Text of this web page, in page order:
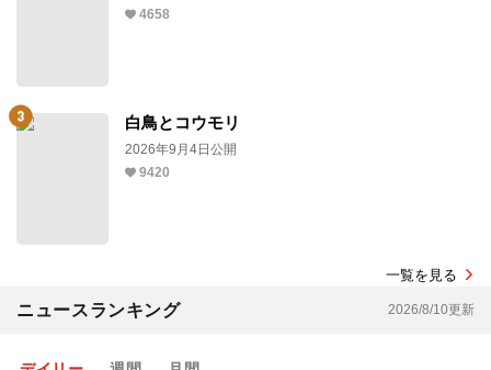
4658
白鳥とコウモリ
2026年9月4日公開
9420
一覧を見る
ニュースランキング 2026/8/10更新